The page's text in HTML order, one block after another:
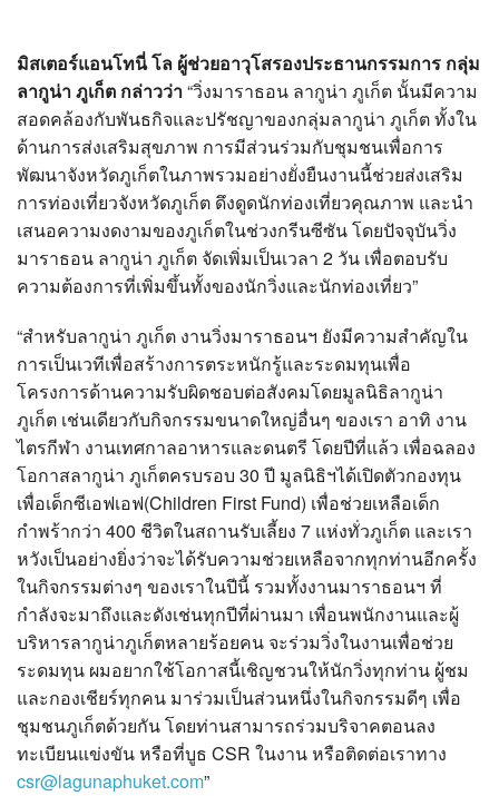
มิสเตอร์แอนโทนี่ โล ผู้ช่วยอาวุโสรองประธานกรรมการ กลุ่ม
ลากูน่า ภูเก็ต กล่าวว่า“วิ่งมาราธอน ลากูน่า ภูเก็ต นั้นมีความ
สอดคล้องกับพันธกิจและปรัชญาของกลุ่มลากูน่า ภูเก็ต ทั้งใน
ด้านการส่งเสริมสุขภาพ การมีส่วนร่วมกับชุมชนเพื่อการ
พัฒนาจังหวัดภูเก็ตในภาพรวมอย่างยั่งยืนงานนี้ช่วยส่งเสริม
การท่องเที่ยวจังหวัดภูเก็ต ดึงดูดนักท่องเที่ยวคุณภาพ และนำ
เสนอความงดงามของภูเก็ตในช่วงกรีนซีซัน โดยปัจจุบันวิ่ง
มาราธอน ลากูน่า ภูเก็ต จัดเพิ่มเป็นเวลา 2 วัน เพื่อตอบรับ
ความต้องการที่เพิ่มขึ้นทั้งของนักวิ่งและนักท่องเที่ยว”
“สำหรับลากูน่า ภูเก็ต งานวิ่งมาราธอนฯ ยังมีความสำคัญใน
การเป็นเวทีเพื่อสร้างการตระหนักรู้และระดมทุนเพื่อ
โครงการด้านความรับผิดชอบต่อสังคมโดยมูลนิธิลากูน่า
ภูเก็ต เช่นเดียวกับกิจกรรมขนาดใหญ่อื่นๆ ของเรา อาทิ งาน
ไตรกีฬา งานเทศกาลอาหารและดนตรี โดยปีที่แล้ว เพื่อฉลอง
โอกาสลากูน่า ภูเก็ตครบรอบ 30 ปี มูลนิธิฯได้เปิดตัวกองทุน
เพื่อเด็กซีเอฟเอฟ(Children First Fund) เพื่อช่วยเหลือเด็ก
กำพร้ากว่า 400 ชีวิตในสถานรับเลี้ยง 7 แห่งทั่วภูเก็ต และเรา
หวังเป็นอย่างยิ่งว่าจะได้รับความช่วยเหลือจากทุกท่านอีกครั้ง
ในกิจกรรมต่างๆ ของเราในปีนี้ รวมทั้งงานมาราธอนฯ ที่
กำลังจะมาถึงและดังเช่นทุกปีที่ผ่านมา เพื่อนพนักงานและผู้
บริหารลากูน่าภูเก็ตหลายร้อยคน จะร่วมวิ่งในงานเพื่อช่วย
ระดมทุน ผมอยากใช้โอกาสนี้เชิญชวนให้นักวิ่งทุกท่าน ผู้ชม
และกองเชียร์ทุกคน มาร่วมเป็นส่วนหนึ่งในกิจกรรมดีๆ เพื่อ
ชุมชนภูเก็ตด้วยกัน โดยท่านสามารถร่วมบริจาคตอนลง
ทะเบียนแข่งขัน หรือที่บูธ CSR ในงาน หรือติดต่อเราทาง
csr@lagunaphuket.com”